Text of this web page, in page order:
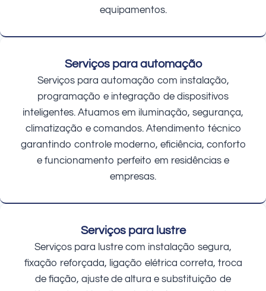
equipamentos.
Serviços para automação
Serviços para automação com instalação,
programação e integração de dispositivos
inteligentes. Atuamos em iluminação, segurança,
climatização e comandos. Atendimento técnico
garantindo controle moderno, eficiência, conforto
e funcionamento perfeito em residências e
empresas.
Serviços para lustre
Serviços para lustre com instalação segura,
fixação reforçada, ligação elétrica correta, troca
de fiação, ajuste de altura e substituição de